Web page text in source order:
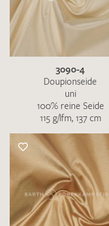
3090-4
Doupionseide
uni
100% reine Seide
115 g/lfm, 137 cm